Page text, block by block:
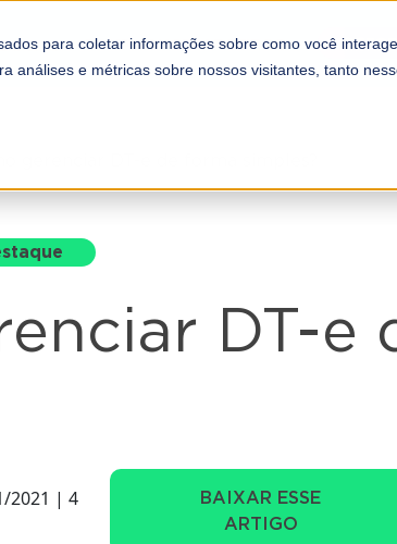
para coletar informações sobre como você
análises e métricas sobre nossos visitantes, tanto
COMPLIANCEPARCEIROS
DT-e
2021 | 4
BAIXAR ESSE
ARTIGO